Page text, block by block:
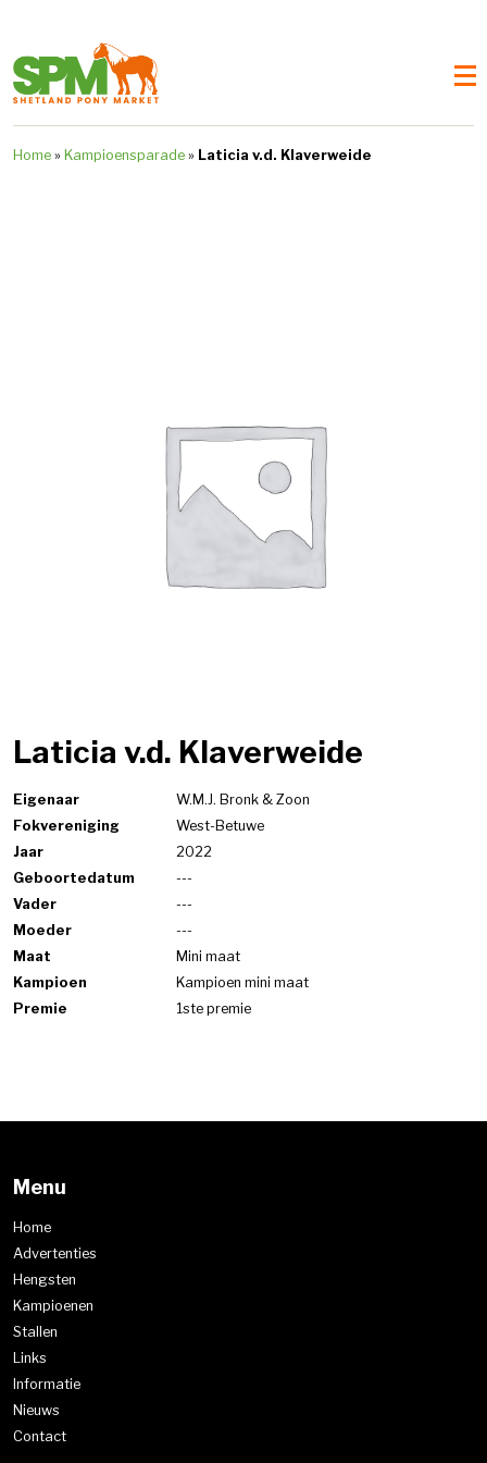
Home » Kampioensparade » Laticia v.d. Klaverweide
Laticia v.d. Klaverweide
Eigenaar
W.M.J. Bronk & Zoon
Fokvereniging
West-Betuwe
Jaar
2022
Geboortedatum
---
Vader
---
Moeder
---
Maat
Mini maat
Kampioen
Kampioen mini maat
Premie
1ste premie
Menu
Home
Advertenties
Hengsten
Kampioenen
Stallen
Links
Informatie
Nieuws
Contact